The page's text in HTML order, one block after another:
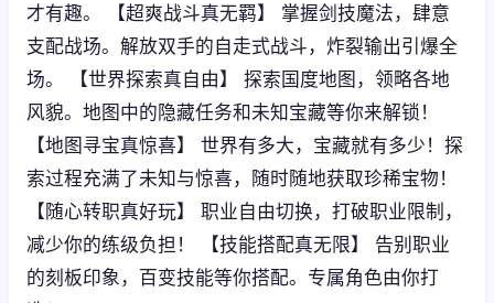
才有趣。 【超爽战斗真无羁】 掌握剑技魔法，肆意
支配战场。解放双手的自走式战斗，炸裂输出引爆全
场。 【世界探索真自由】 探索国度地图，领略各地
风貌。地图中的隐藏任务和未知宝藏等你来解锁！
【地图寻宝真惊喜】 世界有多大，宝藏就有多少！探
索过程充满了未知与惊喜，随时随地获取珍稀宝物！
【随心转职真好玩】 职业自由切换，打破职业限制，
减少你的练级负担！ 【技能搭配真无限】 告别职业
的刻板印象，百变技能等你搭配。专属角色由你打